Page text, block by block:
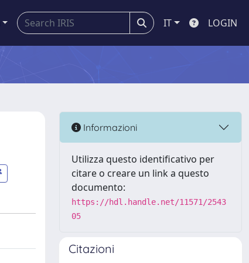
IT LOGIN
Informazioni
Utilizza questo identificativo per
citare o creare un link a questo
documento:
https://hdl.handle.net/11571/2543
05
Citazioni